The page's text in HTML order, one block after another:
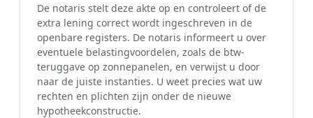
De notaris stelt deze akte op en controleert of de
extra lening correct wordt ingeschreven in de
openbare registers. De notaris informeert u over
eventuele belastingvoordelen, zoals de btw-
teruggave op zonnepanelen, en verwijst u door
naar de juiste instanties. U weet precies wat uw
rechten en plichten zijn onder de nieuwe
hypotheekconstructie.